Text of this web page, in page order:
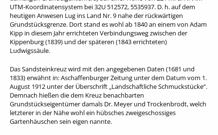
UTM-Koordinatensystem bei 32U 512572, 5535937. D. h. auf dem
heutigen Anwesen Lug ins Land Nr. 9 nahe der rückwärtigen
Grundstücksgrenze. Dort stand es wohl ab 1840 an einem von Adam
Kipp in diesem Jahr errichteten Verbindungsweg zwischen der
Kippenburg (1839) und der späteren (1843 errichteten)
Ludwigssäule.
Das Sandsteinkreuz wird mit den angegebenen Daten (1681 und
1833) erwähnt in: Aschaffenburger Zeitung unter dem Datum vom 1.
August 1912 unter der Überschrift „Landschaftliche Schmuckstücke“.
Demnach hießen die dem Kreuz benachbarten
Grundstückseigentümer damals Dr. Meyer und Trockenbrodt, welch
letzterer in der Nähe wohl ein hübsches zweigeschossiges
Gartenhäuschen sein eigen nannte.